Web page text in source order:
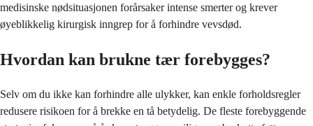
medisinske nødsituasjonen forårsaker intense smerter og krever
øyeblikkelig kirurgisk inngrep for å forhindre vevsdød.
Hvordan kan brukne tær forebygges?
Selv om du ikke kan forhindre alle ulykker, kan enkle forholdsregler
redusere risikoen for å brekke en tå betydelig. De fleste forebyggende